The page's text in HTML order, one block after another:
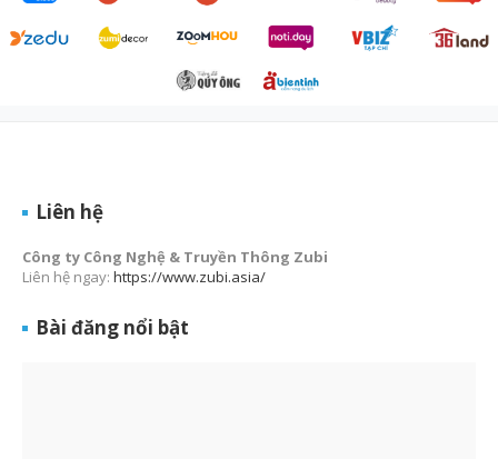
Liên hệ
Công ty Công Nghệ & Truyền Thông Zubi
Liên hệ ngay: https://www.zubi.asia/
Bài đăng nổi bật